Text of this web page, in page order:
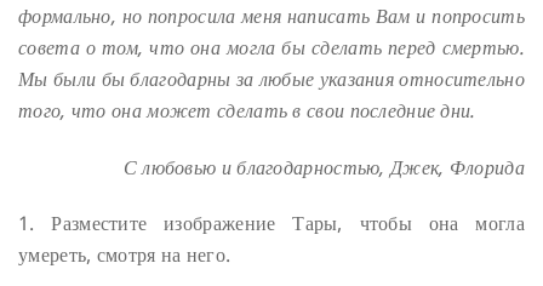
формально, но попросила меня написать Вам и попросить
совета о том, что она могла бы сделать перед смертью.
Мы были бы благодарны за любые указания относительно
того, что она может сделать в свои последние дни.
С любовью и благодарностью, Джек, Флорида
1. Разместите изображение Тары, чтобы она могла
умереть, смотря на него.